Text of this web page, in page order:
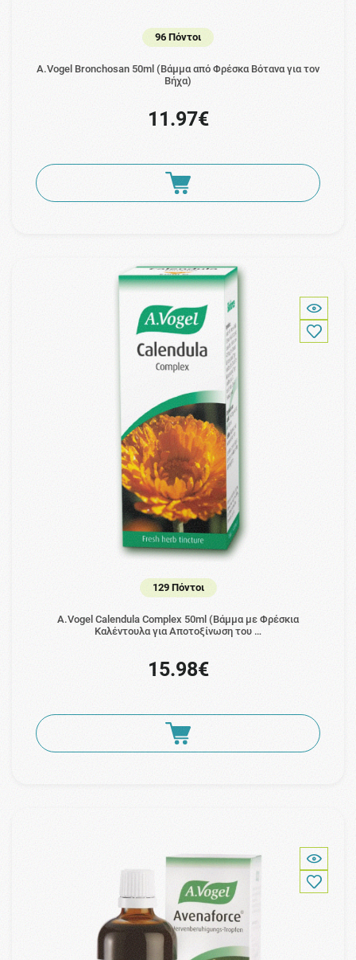
96 Πόντοι
A.Vogel Bronchosan 50ml (Βάμμα από Φρέσκα Βότανα για τον
Βήχα)
11.97€
129 Πόντοι
A.Vogel Calendula Complex 50ml (Βάμμα με Φρέσκια
Καλέντουλα για Αποτοξίνωση του …
15.98€